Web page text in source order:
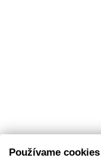
Používame cookies